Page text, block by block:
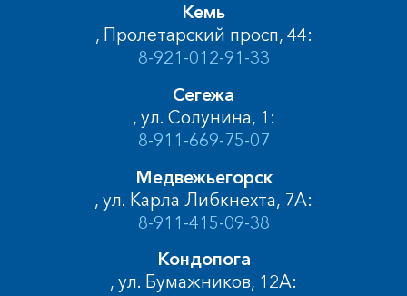
Кемь
, Пролетарский просп, 44:
8-921-012-91-33
Сегежа
, ул. Солунина, 1:
8-911-669-75-07
Медвежьегорск
, ул. Карла Либкнехта, 7А:
8-911-415-09-38
Кондопога
, ул. Бумажников, 12А: